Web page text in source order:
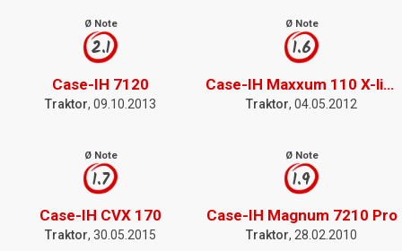
Ø Note
2.1
Case-IH 7120
Traktor, 09.10.2013
Ø Note
1.6
Case-IH Maxxum 110 X-line
Traktor, 04.05.2012
Ø Note
1.7
Case-IH CVX 170
Traktor, 30.05.2015
Ø Note
1.9
Case-IH Magnum 7210 Pro
Traktor, 28.02.2010